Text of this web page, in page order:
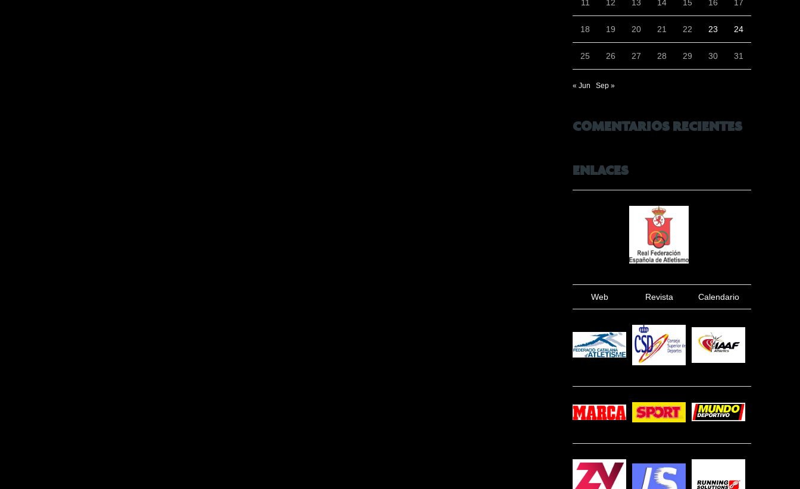
11 12 13 14 15 16 17
18 19 20 21 22 23 24
25 26 27 28 29 30 31
« Jun Sep »
COMENTARIOS RECIENTES
ENLACES
Web Revista Calendario